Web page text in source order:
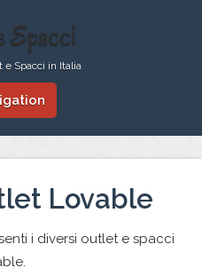
Spacci
e Spacci in Italia
Lovable
i diversi outlet e spacci